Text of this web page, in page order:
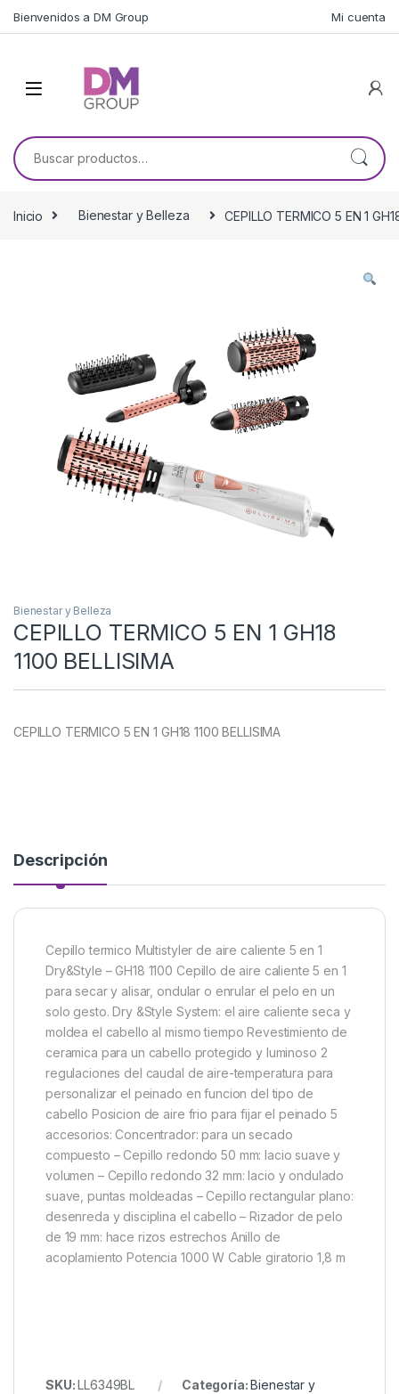
Bienvenidos a DM Group Mi cuenta
Buscar por:
Inicio Bienestar y Belleza CEPILLO TERMICO 5 EN 1
Bienestar y Belleza
CEPILLO TERMICO 5 EN 1 GH18
1100 BELLISIMA
CEPILLO TERMICO 5 EN 1 GH18 1100 BELLISIMA
Descripción
Cepillo termico Multistyler de aire caliente 5 en 1
Dry&Style – GH18 1100 Cepillo de aire caliente 5 en 1
para secar y alisar, ondular o enrular el pelo en un
solo gesto. Dry &Style System: el aire caliente seca y
moldea el cabello al mismo tiempo Revestimiento de
ceramica para un cabello protegido y luminoso 2
regulaciones del caudal de aire-temperatura para
personalizar el peinado en funcion del tipo de
cabello Posicion de aire frio para fijar el peinado 5
accesorios: Concentrador: para un secado
compuesto – Cepillo redondo 50 mm: lacio suave y
volumen – Cepillo redondo 32 mm: lacio y ondulado
suave, puntas moldeadas – Cepillo rectangular plano:
desenreda y disciplina el cabello – Rizador de pelo
de 19 mm: hace rizos estrechos Anillo de
acoplamiento Potencia 1000 W Cable giratorio 1,8 m
SKU:LL6349BL Categoría:Bienestar y